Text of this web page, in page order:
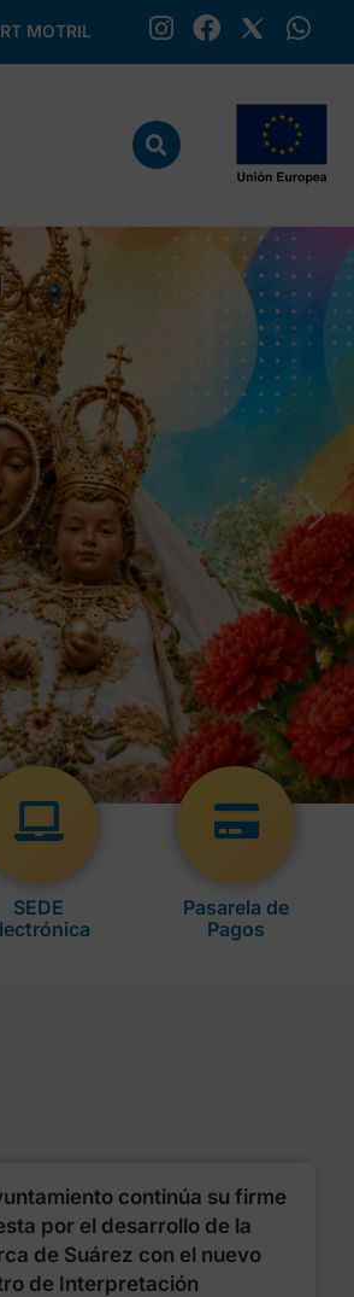
MOTRIL
SEDE
Pasarela de
Pagos
continúa su firme
por el desarrollo de la
de Suárez con el nuevo
de Interpretación